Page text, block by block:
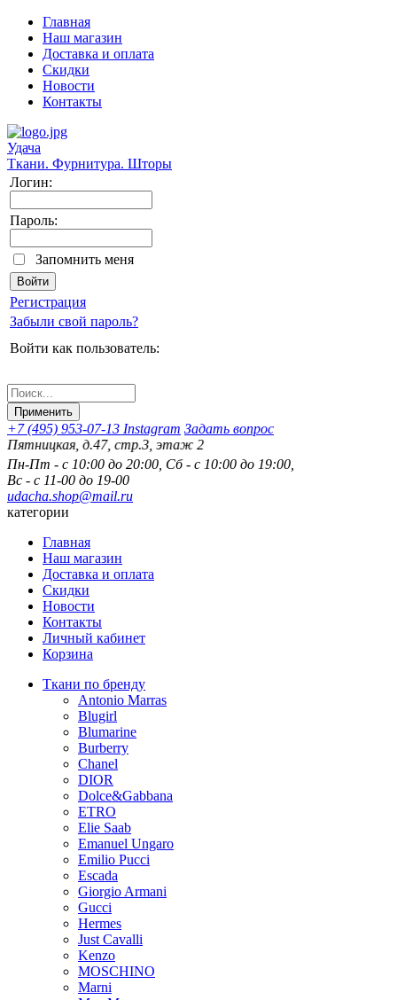
Главная
Наш магазин
Доставка и оплата
Скидки
Новости
Контакты
Удача
Ткани. Фурнитура. Шторы
Логин:
Пароль:
Запомнить меня
Регистрация
Забыли свой пароль?
Войти как пользователь:
+7 (495) 953-07-13 Instagram Задать вопрос
д.47, стр.3, этаж 2
Пн-Пт - с 10:00 до 20:00, Сб - с 10:00 до 19:00,
Вс - с 11-00 до 19-00
udacha.shop@mail.ru
категории
Главная
Наш магазин
Доставка и оплата
Скидки
Новости
Контакты
Личный кабинет
Корзина
Ткани по бренду
Antonio Marras
Blugirl
Blumarine
Burberry
Chanel
DIOR
Dolce&Gabbana
ETRO
Elie Saab
Emanuel Ungaro
Emilio Pucci
Escada
Giorgio Armani
Gucci
Hermes
Just Cavalli
Kenzo
MOSCHINO
Marni